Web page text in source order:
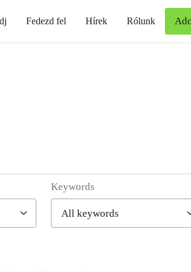
Fedezd fel Hírek Rólunk
Keywords